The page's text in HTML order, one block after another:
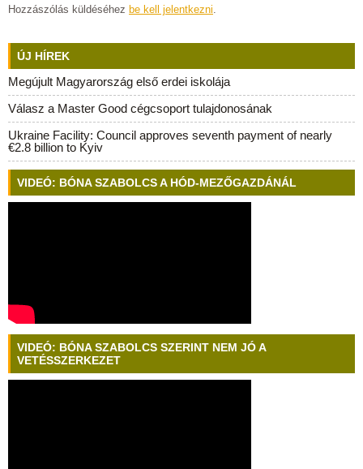
Hozzászólás küldéséhez be kell jelentkezni.
ÚJ HÍREK
Megújult Magyarország első erdei iskolája
Válasz a Master Good cégcsoport tulajdonosának
Ukraine Facility: Council approves seventh payment of nearly
€2.8 billion to Kyiv
VIDEÓ: BÓNA SZABOLCS A HÓD-MEZŐGAZDÁNÁL
VIDEÓ: BÓNA SZABOLCS SZERINT NEM JÓ A
VETÉSSZERKEZET